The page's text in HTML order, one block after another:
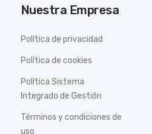
Nuestra Empresa
Política de privacidad
Política de cookies
Política Sistema
Integrado de Gestión
Términos y condiciones de
uso